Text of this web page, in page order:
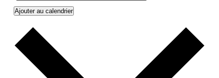
Ajouter au calendrier